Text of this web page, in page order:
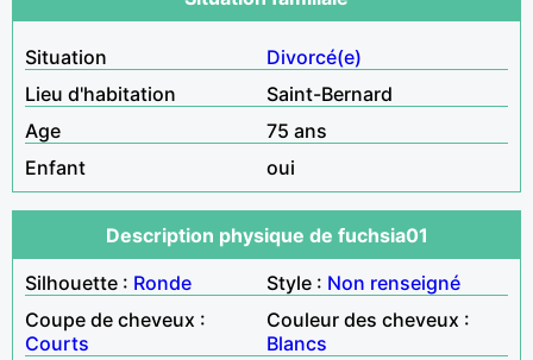
Situation
Divorcé(e)
Lieu d'habitation
Saint-Bernard
Age
75 ans
Enfant
oui
Description physique de fuchsia01
Silhouette : Ronde Style : Non renseigné
Coupe de cheveux :
Courts
Couleur des cheveux :
Blancs